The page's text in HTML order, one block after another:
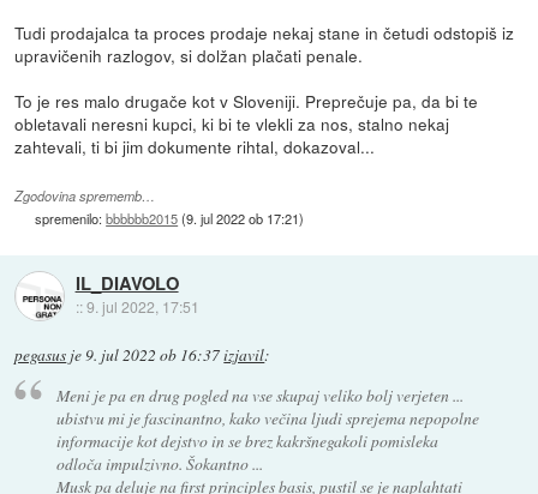
Tudi prodajalca ta proces prodaje nekaj stane in četudi odstopiš iz
upravičenih razlogov, si dolžan plačati penale.
To je res malo drugače kot v Sloveniji. Preprečuje pa, da bi te
obletavali neresni kupci, ki bi te vlekli za nos, stalno nekaj
zahtevali, ti bi jim dokumente rihtal, dokazoval...
Zgodovina sprememb…
spremenilo:bbbbbb2015(9. jul 2022 ob 17:21)
IL_DIAVOLO
::9. jul 2022, 17:51
pegasus je9. jul 2022 ob 16:37izjavil:
Meni je pa en drug pogled na vse skupaj veliko bolj verjeten ...
ubistvu mi je fascinantno, kako večina ljudi sprejema nepopolne
informacije kot dejstvo in se brez kakršnegakoli pomisleka
odloča impulzivno. Šokantno ...
Musk pa deluje na first principles basis, pustil se je naplahtati